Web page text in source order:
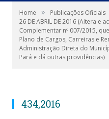
Home » Publicações Oficiais
26 DE ABRIL DE 2016 (Altera e
Complementar nº 007/2015,
Plano de Cargos, Carreiras e
Administração Direta do
Pará e dá outras providências)
434,2016